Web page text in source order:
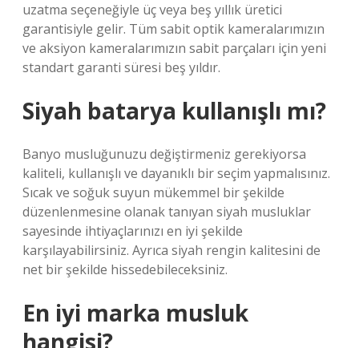
uzatma seçeneğiyle üç veya beş yıllık üretici
garantisiyle gelir. Tüm sabit optik kameralarımızın
ve aksiyon kameralarımızın sabit parçaları için yeni
standart garanti süresi beş yıldır.
Siyah batarya kullanışlı mı?
Banyo musluğunuzu değiştirmeniz gerekiyorsa
kaliteli, kullanışlı ve dayanıklı bir seçim yapmalısınız.
Sıcak ve soğuk suyun mükemmel bir şekilde
düzenlenmesine olanak tanıyan siyah musluklar
sayesinde ihtiyaçlarınızı en iyi şekilde
karşılayabilirsiniz. Ayrıca siyah rengin kalitesini de
net bir şekilde hissedebileceksiniz.
En iyi marka musluk
hangisi?